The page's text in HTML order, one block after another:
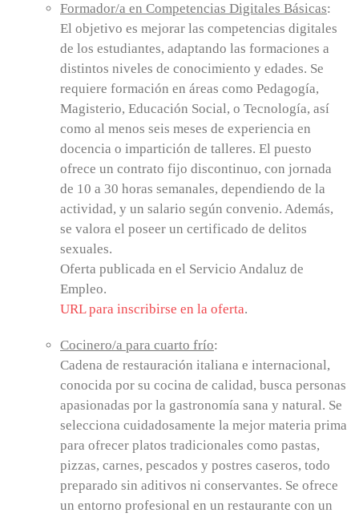
Formador/a en Competencias Digitales Básicas:
El objetivo es mejorar las competencias digitales
de los estudiantes, adaptando las formaciones a
distintos niveles de conocimiento y edades. Se
requiere formación en áreas como Pedagogía,
Magisterio, Educación Social, o Tecnología, así
como al menos seis meses de experiencia en
docencia o impartición de talleres. El puesto
ofrece un contrato fijo discontinuo, con jornada
de 10 a 30 horas semanales, dependiendo de la
actividad, y un salario según convenio. Además,
se valora el poseer un certificado de delitos
sexuales.
Oferta publicada en el Servicio Andaluz de
Empleo.
URL para inscribirse en la oferta.
Cocinero/a para cuarto frío:
Cadena de restauración italiana e internacional,
conocida por su cocina de calidad, busca personas
apasionadas por la gastronomía sana y natural. Se
selecciona cuidadosamente la mejor materia prima
para ofrecer platos tradicionales como pastas,
pizzas, carnes, pescados y postres caseros, todo
preparado sin aditivos ni conservantes. Se ofrece
un entorno profesional en un restaurante con un